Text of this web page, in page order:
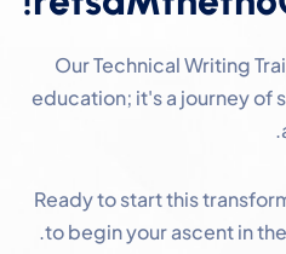
Our Technical Writing
education; it's a journey of
Ready to start this
to begin your ascent in